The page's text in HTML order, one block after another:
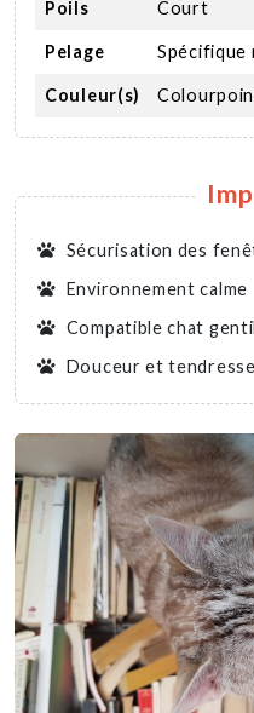
Poils Court
Pelage Spécifique
Couleur(s)
Sécurisation des
Environnement calme
Compatible chat gentil
Douceur et tendresse